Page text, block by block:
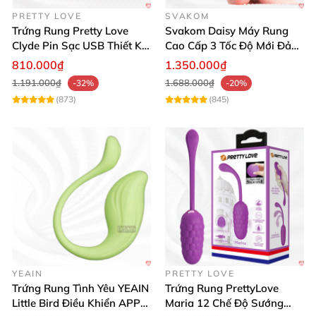
Màu sắc: Trắng bóng sang trọng
Dạng: Chuỗi hạt kích thích đa chiều
Nguồn điện: 3 pin AAA tiện lợi
Chế độ: 7 luồng điện kích thích đa dạng
Xuất xứ: Hồng Kông
PRETTY LOVE
Trứng Rung Pretty Love
Clyde Pin Sạc USB Thiết Kế
Không Dây
810.000₫
1.191.000₫
-32%
(873)
SVAKOM
Svakom Daisy Máy Rung
Cao Cấp 3 Tốc Độ Mới Đảm
Bảo Hài Lòng
1.350.000₫
1.688.000₫
-20%
(845)
YEAIN
Trứng Rung Tình Yêu YEAIN
Little Bird Điều Khiển APP
PRETTY LOVE
Trứng Rung PrettyLove
Maria 12 Chế Độ Sướng